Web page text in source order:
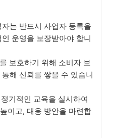
는 반드시 사업자 등록을
운영을 보장받아야 합니
보호하기 위해 소비자 보
해 신뢰를 쌓을 수 있습니
기적인 교육을 실시하여
이고, 대응 방안을 마련합